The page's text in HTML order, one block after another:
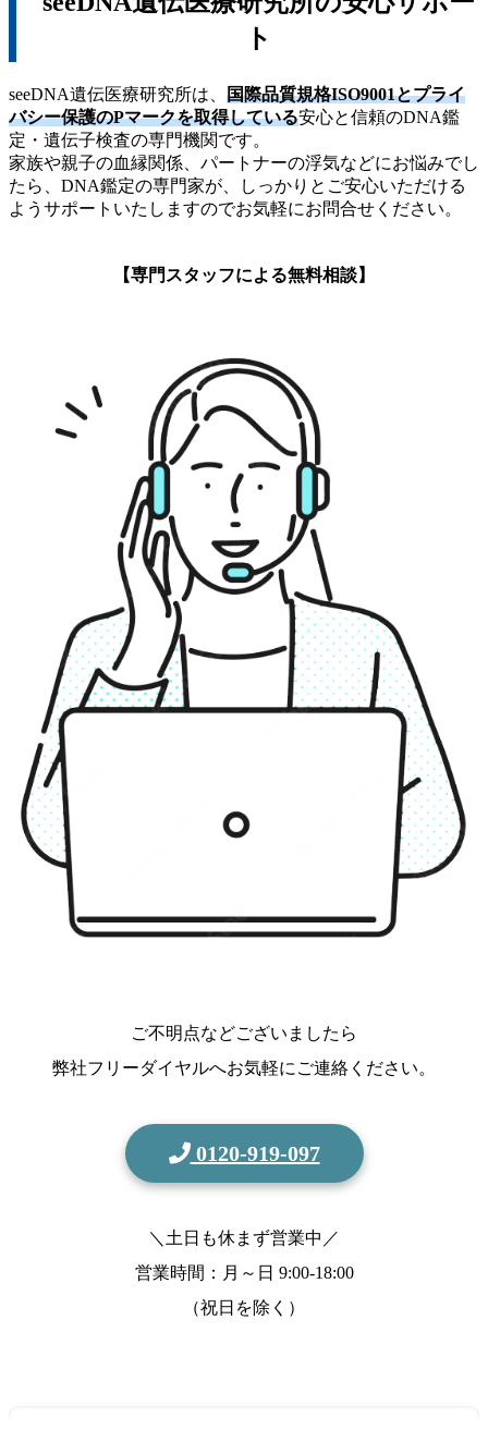
ト
seeDNA遺伝医療研究所は、 国際品質規格ISO9001とプライ
バシー保護のPマークを取得している安心と信頼のDNA鑑
定・遺伝子検査の専門機関です。
家族や親子の血縁関係、パートナーの浮気などにお悩みでし
たら、DNA鑑定の専門家が、しっかりとご安心いただける
ようサポートいたしますのでお気軽にお問合せください。
【専門スタッフによる無料相談】
ご不明点などございましたら
弊社フリーダイヤルへお気軽にご連絡ください。
0120-919-097
＼土日も休まず営業中／
営業時間：月～日 9:00-18:00
（祝日を除く）